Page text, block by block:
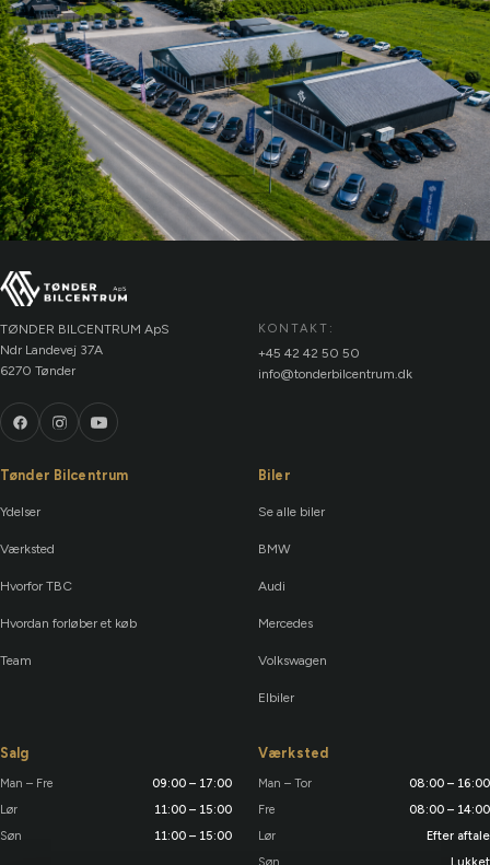
TØNDER BILCENTRUM ApS
Ndr Landevej 37A
6270 Tønder
KONTAKT:
+45 42 42 50 50
info@tonderbilcentrum.dk
Tønder Bilcentrum
Ydelser
Værksted
Hvorfor TBC
Hvordan forløber et køb
Team
Biler
Se alle biler
BMW
Audi
Mercedes
Volkswagen
Elbiler
Salg
Man – Fre
09:00 – 17:00
Lør
11:00 – 15:00
Søn
11:00 – 15:00
Værksted
Man – Tor
08:00 – 16:00
Fre
08:00 – 14:00
Lør
Efter aftale